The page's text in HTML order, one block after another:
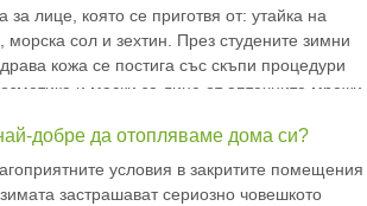
за лице, която се приготвя от: утайка на
морска сол и зехтин. През студените зимни
кожа се постига със скъпи процедури
и маски за лице от аптечните мрежи
си сами у дома с една лесна маска,
добре да отопляваме дома си?
условия в закритите помещения
застрашават сериозно човешкото